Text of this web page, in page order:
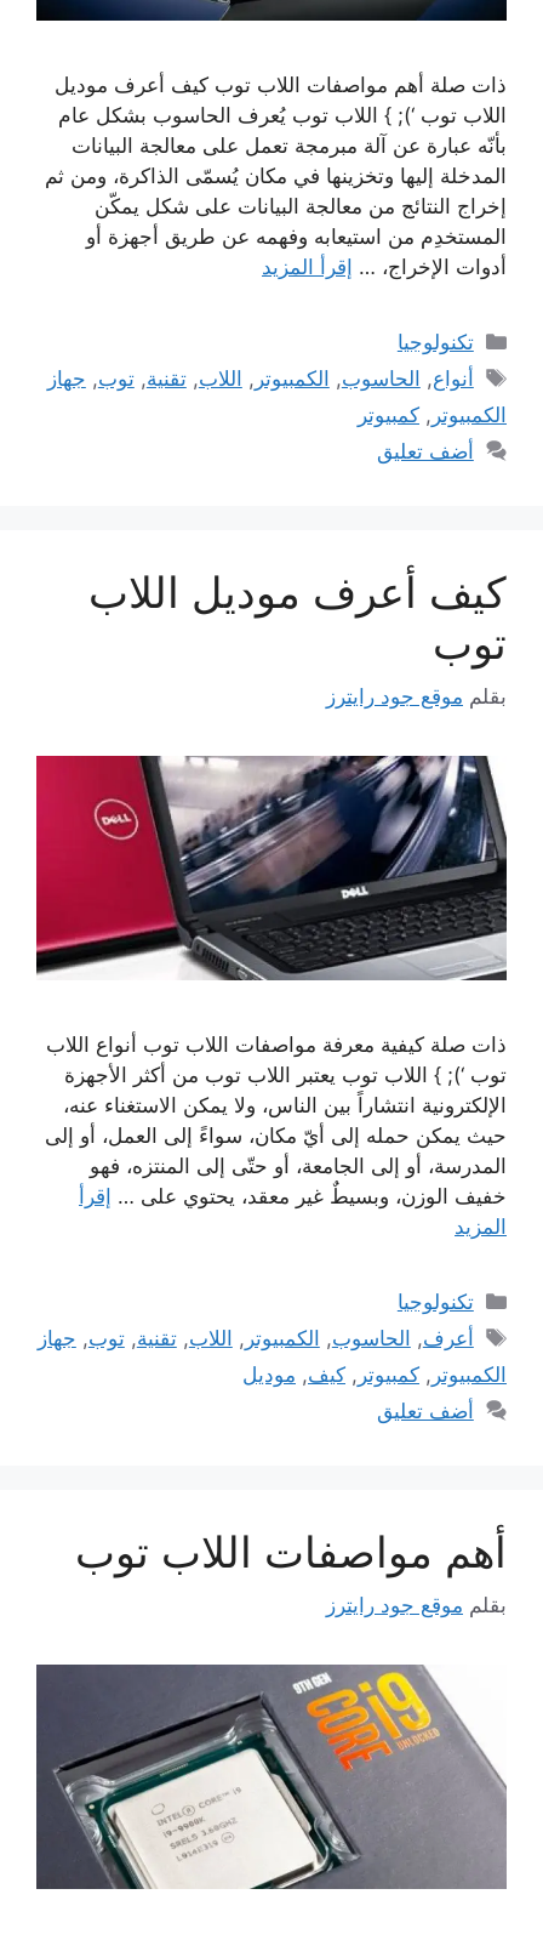
ذات صلة أهم مواصفات اللاب توب كيف أعرف موديل
اللاب توب ‘); } اللاب توب يُعرف الحاسوب بشكل عام
بأنّه عبارة عن آلة مبرمجة تعمل على معالجة البيانات
المدخلة إليها وتخزينها في مكان يُسمّى الذاكرة، ومن ثم
إخراج النتائج من معالجة البيانات على شكل يمكّن
المستخدِم من استيعابه وفهمه عن طريق أجهزة أو
أدوات الإخراج، … إقرأ المزيد
التصنيفات
تكنولوجيا
الوسوم
أنواع, الحاسوب, الكمبيوتر , اللاب,تقنية,توب, جهاز
الكمبيوتر , كمبيوتر
أضف تعليق
كيف أعرف موديل اللاب
توب
بقلم موقع جود رايترز
ذات صلة كيفية معرفة مواصفات اللاب توب أنواع اللاب
توب ‘); } اللاب توب يعتبر اللاب توب من أكثر الأجهزة
الإلكترونية انتشاراً بين الناس، ولا يمكن الاستغناء عنه،
حيث يمكن حمله إلى أيّ مكان، سواءً إلى العمل، أو إلى
المدرسة، أو إلى الجامعة، أو حتّى إلى المنتزه، فهو
خفيف الوزن، وبسيطٌ غير معقد، يحتوي على … إقرأ
المزيد
التصنيفات
تكنولوجيا
الوسوم
أعرف, الحاسوب, الكمبيوتر , اللاب,تقنية,توب, جهاز
الكمبيوتر , كمبيوتر , كيف, موديل
أضف تعليق
أهم مواصفات اللاب توب
بقلم موقع جود رايترز